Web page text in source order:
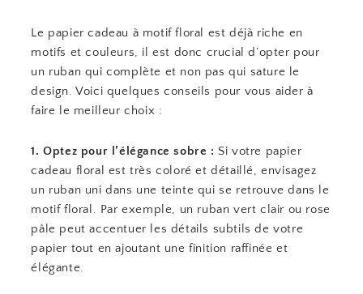
Le papier cadeau à motif floral est déjà riche en
motifs et couleurs, il est donc crucial d’opter pour
un ruban qui complète et non pas qui sature le
design. Voici quelques conseils pour vous aider à
faire le meilleur choix :
1. Optez pour l’élégance sobre : Si votre papier
cadeau floral est très coloré et détaillé, envisagez
un ruban uni dans une teinte qui se retrouve dans le
motif floral. Par exemple, un ruban vert clair ou rose
pâle peut accentuer les détails subtils de votre
papier tout en ajoutant une finition raffinée et
élégante.